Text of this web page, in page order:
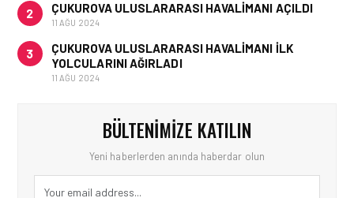
2 ÇUKUROVA ULUSLARARASI HAVALIMANI AÇILDI
11 AĞU 2024
3
ÇUKUROVA ULUSLARARASI HAVALIMANI İLK
YOLCULARINI AĞIRLADI
11 AĞU 2024
BÜLTENIMIZE KATILIN
Yeni haberlerden anında haberdar olun